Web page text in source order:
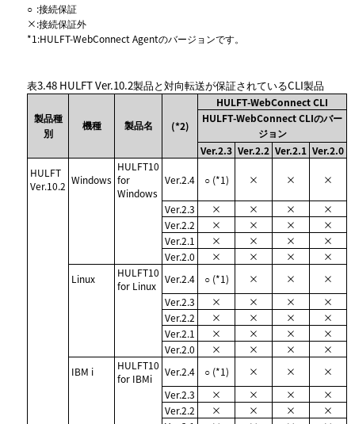
○ :接続保証
×:接続保証外
*1:HULFT-WebConnect Agentのバージョンです。
表3.48 HULFT Ver.10.2製品と対向転送が保証されているCLI製品
製品種
別
機種 製品名 (*2)
HULFT-WebConnect CLI
HULFT-WebConnect CLIのバー
ジョン
Ver.2.3 Ver.2.2 Ver.2.1 Ver.2.0
HULFT
Ver.10.2 Windows
HULFT10
for
Windows
Ver.2.4 ○ (*1) × × ×
Ver.2.3 × × ×
×
Ver.2.2
× × ×
×
Ver.2.1
× × ×
×
Ver.2.0
× × ×
×
Linux
HULFT10
for Linux
Ver.2.4 ○ (*1) × ×
×
Ver.2.3
× × ×
×
Ver.2.2
× × ×
×
Ver.2.1
× × ×
×
Ver.2.0
× × ×
×
IBM i
HULFT10
for IBMi
Ver.2.4 ○ (*1) × ×
×
Ver.2.3
× × ×
×
Ver.2.2
× × ×
×